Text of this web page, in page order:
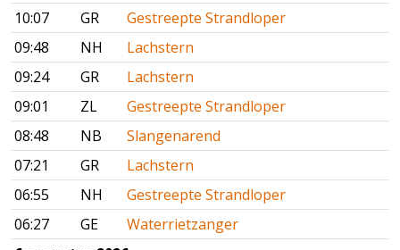
10:07
GR
Gestreepte Strandloper
09:48
NH
Lachstern
09:24
GR
Lachstern
09:01
ZL
Gestreepte Strandloper
08:48
NB
Slangenarend
07:21
GR
Lachstern
06:55
NH
Gestreepte Strandloper
06:27
GE
Waterrietzanger